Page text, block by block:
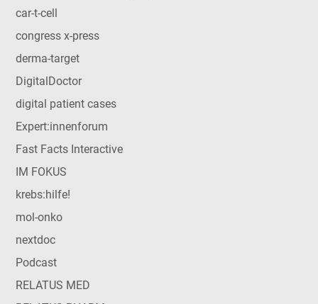
car-t-cell
congress x-press
derma-target
DigitalDoctor
digital patient cases
Expert:innenforum
Fast Facts Interactive
IM FOKUS
krebs:hilfe!
mol-onko
nextdoc
Podcast
RELATUS MED